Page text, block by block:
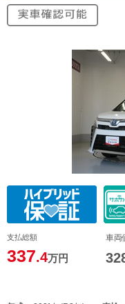
支払総額
337.4万円
車両